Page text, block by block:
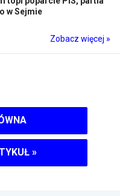
w Sejmie
Zobacz więcej »
»